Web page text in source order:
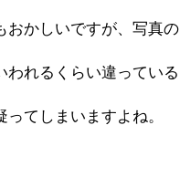
おかしいですが、写真の
われるくらい違っている
ってしまいますよね。